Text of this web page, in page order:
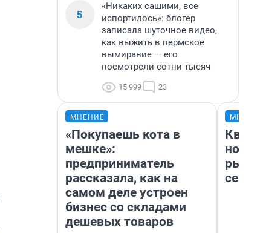
5
«Никаких сашими, все
испортилось»: блогер
записала шуточное видео,
как выжить в пермское
вымирание — его
посмотрели сотни тысяч
15 999 23
МНЕНИЕ
«Покупаешь кота в
мешке»:
предприниматель
рассказала, как на
самом деле устроен
бизнес со складами
дешевых товаров
но